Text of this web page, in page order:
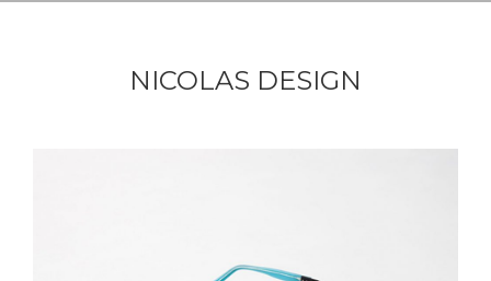
NICOLAS DESIGN